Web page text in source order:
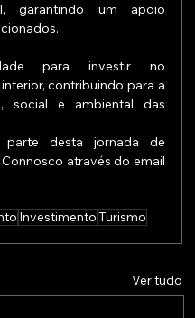
garantindo um apoio
para investir no
contribuindo para a
social e ambiental das
parte desta jornada de
InvestimentoTurismo
Ver tudo